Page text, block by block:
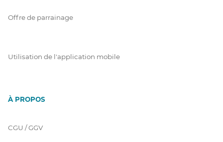
Offre de parrainage
Utilisation de l'application mobile
À PROPOS
CGU / GGV